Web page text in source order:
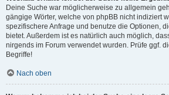
Deine Suche war möglicherweise zu allgemein
gängige Wörter, welche von phpBB nicht indiziert
spezifischere Anfrage und benutze die Optionen,
bietet. Außerdem ist es natürlich auch möglich,
nirgends im Forum verwendet wurden. Prüfe ggf.
Begriffe!
Nach oben